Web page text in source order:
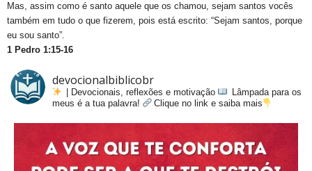
Mas, assim como é santo aquele que os chamou, sejam santos vocês
também em tudo o que fizerem, pois está escrito: “Sejam santos, porque
eu sou santo”.
1 Pedro 1:15-16
devocionalbiblicobr
| Devocionais, reflexões e motivação
Lâmpada para os
meus é a tua palavra!
Clique no link e saiba mais